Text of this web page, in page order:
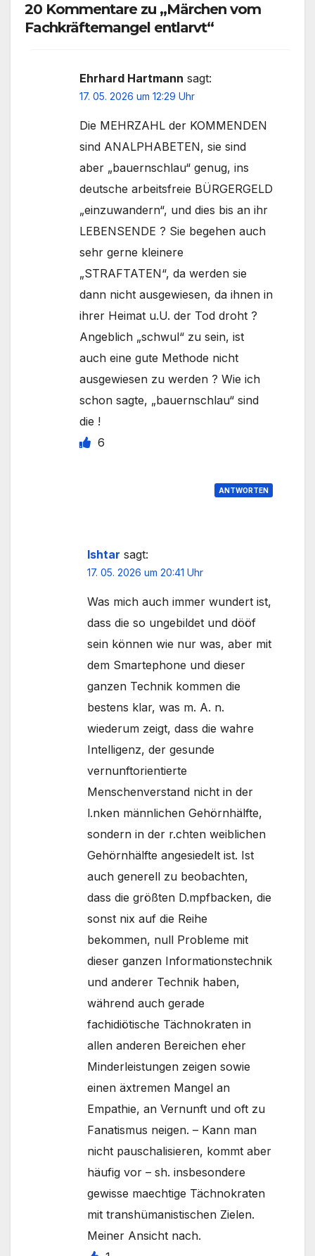
20 Kommentare zu „Märchen vom
Fachkräftemangel entlarvt“
Ehrhard Hartmann sagt:
17. 05. 2026 um 12:29 Uhr
Die MEHRZAHL der KOMMENDEN
sind ANALPHABETEN, sie sind
aber „bauernschlau“ genug, ins
deutsche arbeitsfreie BÜRGERGELD
„einzuwandern“, und dies bis an ihr
LEBENSENDE ? Sie begehen auch
sehr gerne kleinere
„STRAFTATEN“, da werden sie
dann nicht ausgewiesen, da ihnen in
ihrer Heimat u.U. der Tod droht ?
Angeblich „schwul“ zu sein, ist
auch eine gute Methode nicht
ausgewiesen zu werden ? Wie ich
schon sagte, „bauernschlau“ sind
die !
6
ANTWORTEN
Ishtar sagt:
17. 05. 2026 um 20:41 Uhr
Was mich auch immer wundert ist,
dass die so ungebildet und dööf
sein können wie nur was, aber mit
dem Smartephone und dieser
ganzen Technik kommen die
bestens klar, was m. A. n.
wiederum zeigt, dass die wahre
Intelligenz, der gesunde
vernunftorientierte
Menschenverstand nicht in der
l.nken männlichen Gehörnhälfte,
sondern in der r.chten weiblichen
Gehörnhälfte angesiedelt ist. Ist
auch generell zu beobachten,
dass die größten D.mpfbacken, die
sonst nix auf die Reihe
bekommen, null Probleme mit
dieser ganzen Informationstechnik
und anderer Technik haben,
während auch gerade
fachidiötische Tächnokraten in
allen anderen Bereichen eher
Minderleistungen zeigen sowie
einen äxtremen Mangel an
Empathie, an Vernunft und oft zu
Fanatismus neigen. – Kann man
nicht pauschalisieren, kommt aber
häufig vor – sh. insbesondere
gewisse maechtige Tächnokraten
mit transhümanistischen Zielen.
Meiner Ansicht nach.